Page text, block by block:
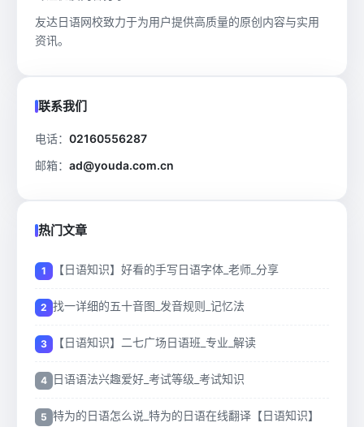
友达日语网校致力于为用户提供高质量的原创内容与实用
资讯。
联系我们
电话： 02160556287
邮箱： ad@youda.com.cn
热门文章
【日语知识】好看的手写日语字体_老师_分享
找一详细的五十音图_发音规则_记忆法
【日语知识】二七广场日语班_专业_解读
日语语法兴趣爱好_考试等级_考试知识
特为的日语怎么说_特为的日语在线翻译【日语知识】